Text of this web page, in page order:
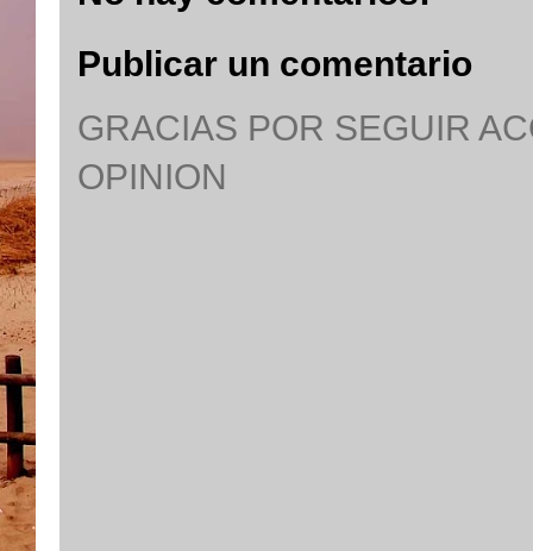
Publicar un comentario
GRACIAS POR SEGUIR
OPINION